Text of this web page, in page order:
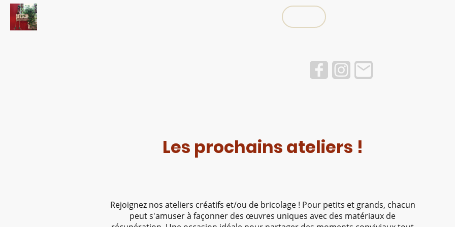
Les prochains ateliers !
Rejoignez nos ateliers créatifs et/ou de bricolage ! Pour petits et grands, chacun
peut s'amuser à façonner des œuvres uniques avec des matériaux de